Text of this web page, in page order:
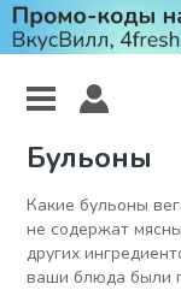
Бульоны
Какие бульоны
не содержат
других
ваши блюда были